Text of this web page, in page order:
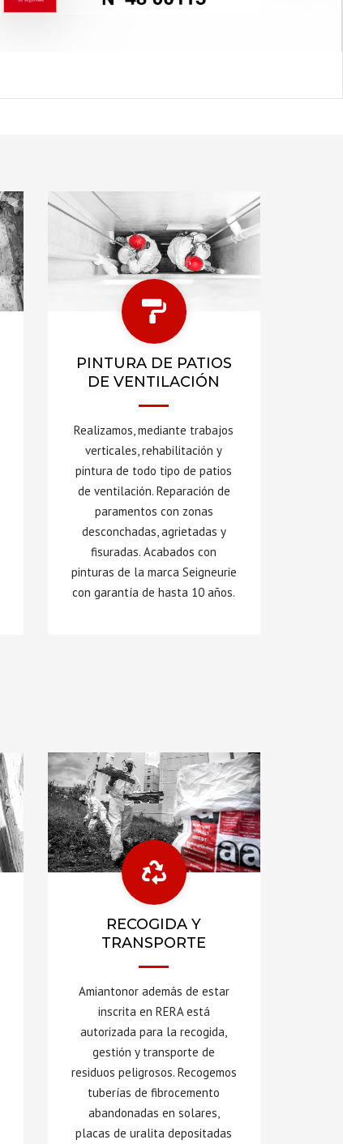
PINTURA DE PATIOS
DE VENTILACIÓN
Realizamos, mediante trabajos
verticales, rehabilitación y
pintura de todo tipo de patios
de ventilación. Reparación de
paramentos con zonas
desconchadas, agrietadas y
fisuradas. Acabados con
pinturas de la marca Seigneurie
con garantía de hasta 10 años.
RECOGIDA Y
TRANSPORTE
Amiantonor además de estar
inscrita en RERA está
autorizada para la recogida,
gestión y transporte de
residuos peligrosos. Recogemos
tuberías de fibrocemento
abandonadas en solares,
placas de uralita depositadas